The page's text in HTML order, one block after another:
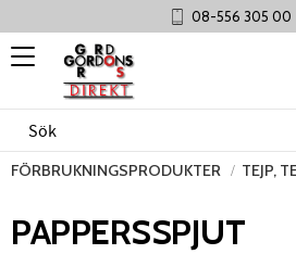
Meny
08-556 305 00
FÖRBRUKNINGSPRODUKTER TEJP,
PAPPERSSPJUT